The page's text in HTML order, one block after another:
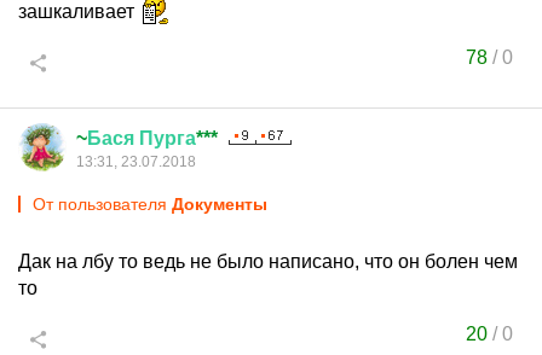
зашкаливает
78 /0
~Бася Пурга***
13:31, 23.07.2018
От пользователя Документы
Дак на лбу то ведь не было написано, что он болен чем
то
20 /0